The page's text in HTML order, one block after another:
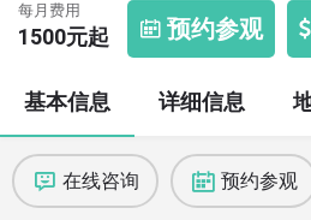
每月费用
1500元起 预约参观
基本信息 详细信息
在线咨询 预约参观